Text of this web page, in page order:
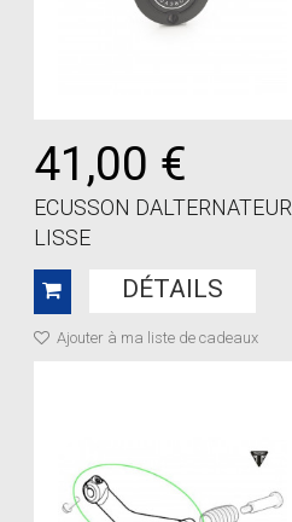
41,00 €
ECUSSON DALTERNATEUR
LISSE
DÉTAILS
Ajouter à ma liste de cadeaux